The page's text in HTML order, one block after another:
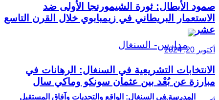
المدرسة في السنغال: الواقع والتحديات وآفاق المستقبل
صمود الأبطال: ثورة الشيمورنجا الأولى ضد
الاستعمار البريطاني في زيمبابوي خلال القرن التاسع
عشر
أكتوبر 20, 2024
الانتخابات التشريعية في السنغال: الرهانات في
مبارزة عن بُعْد بين عثمان سونكو وماكي سال